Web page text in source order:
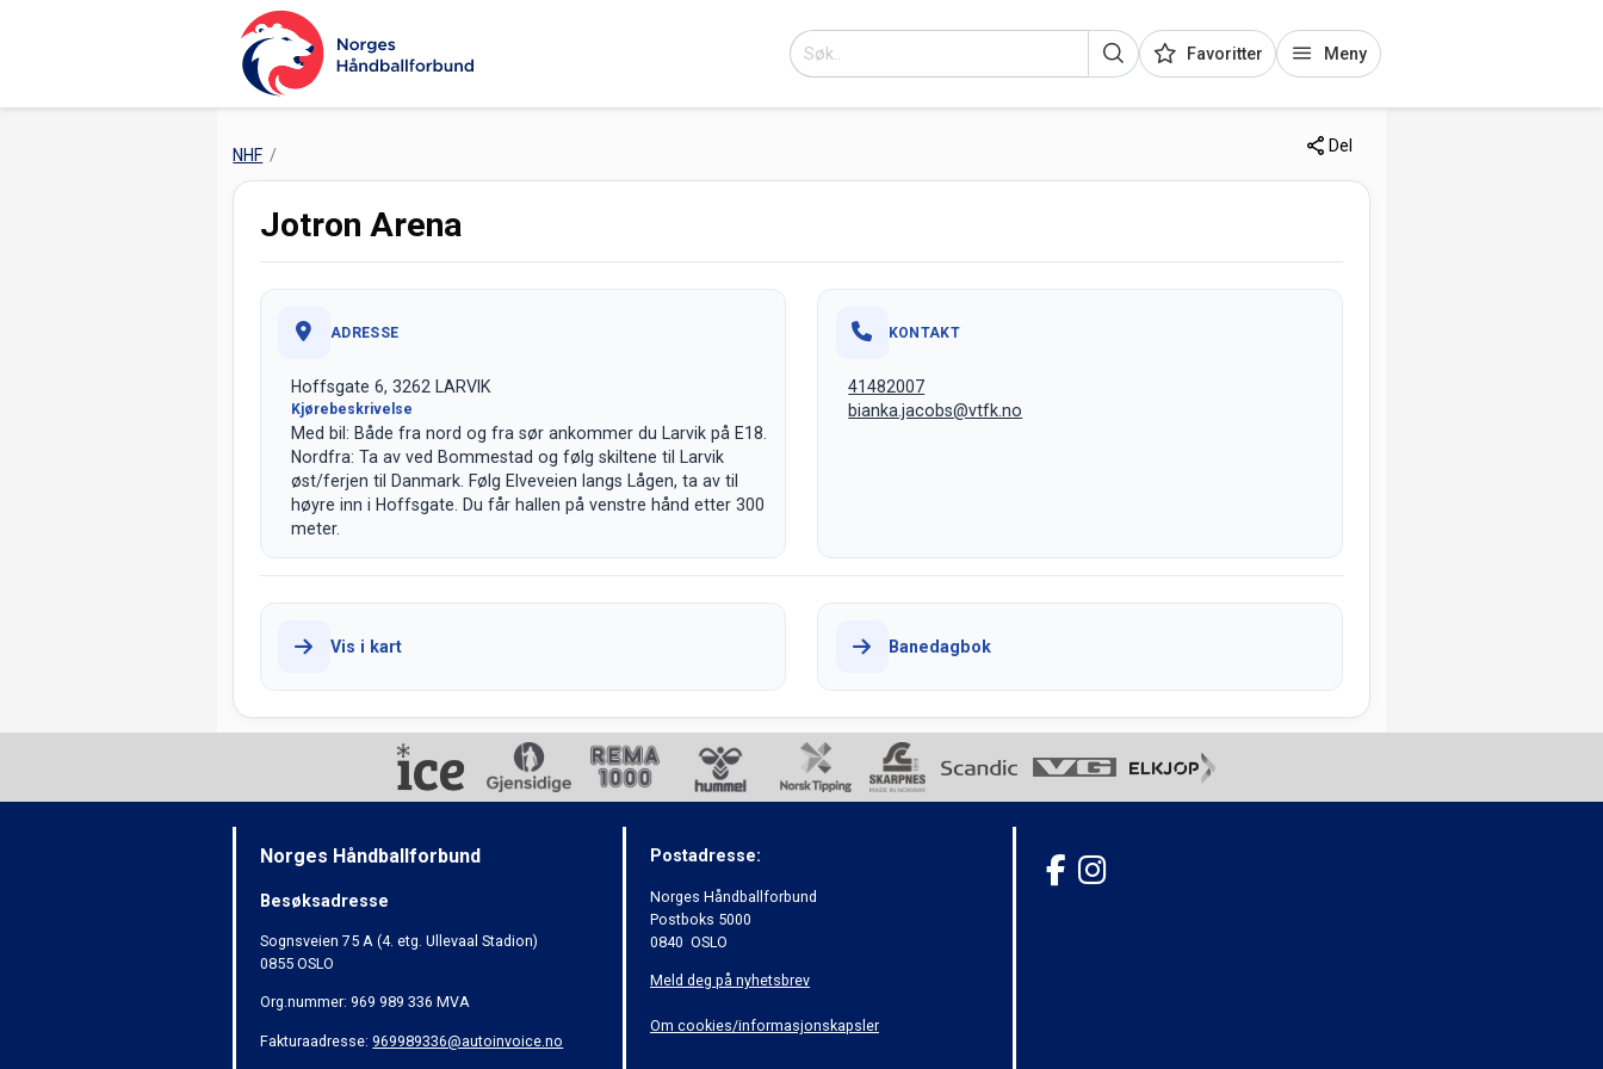
Favoritter Meny
NHF Del
Jotron Arena
ADRESSE
Hoffsgate 6, 3262 LARVIK
Kjørebeskrivelse
Med bil: Både fra nord og fra sør ankommer du Larvik på E18.
Nordfra: Ta av ved Bommestad og følg skiltene til Larvik
øst/ferjen til Danmark. Følg Elveveien langs Lågen, ta av til
høyre inn i Hoffsgate. Du får hallen på venstre hånd etter 300
meter.
KONTAKT
41482007
bianka.jacobs@vtfk.no
Vis i kart Banedagbok
Norges Håndballforbund
Besøksadresse
Sognsveien 75 A (4. etg. Ullevaal Stadion)
0855 OSLO
Org.nummer: 969 989 336 MVA
Fakturaadresse:969989336@autoinvoice.no
Postadresse:
Norges Håndballforbund
Postboks 5000
0840 OSLO
Meld deg på nyhetsbrev
Om cookies/informasjonskapsler